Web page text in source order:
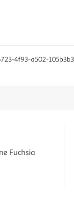
4f93-a502-
Fuchsia